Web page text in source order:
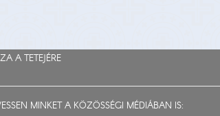
A TETEJÉRE
MINKET A KÖZÖSSÉGI MÉDIÁBAN IS: